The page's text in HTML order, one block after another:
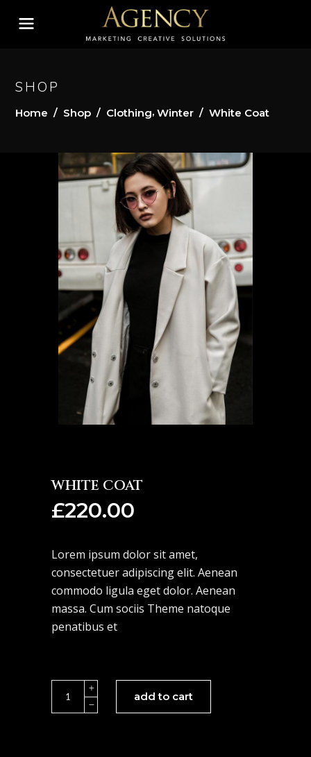
SHOP
Home / Shop / Clothing,Winter /White Coat
WHITE COAT
£220.00
Lorem ipsum dolor sit amet,
consectetuer adipiscing elit. Aenean
commodo ligula eget dolor. Aenean
massa. Cum sociis Theme natoque
penatibus et
add to cart